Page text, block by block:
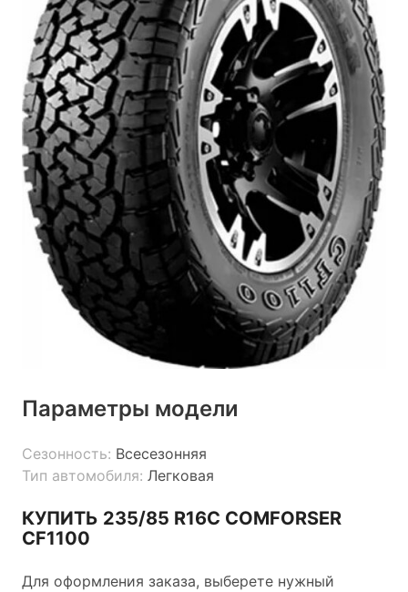
Параметры модели
Сезонность: Всесезонняя
Тип автомобиля: Легковая
КУПИТЬ 235/85 R16C COMFORSER
CF1100
Для оформления заказа, выберете нужный